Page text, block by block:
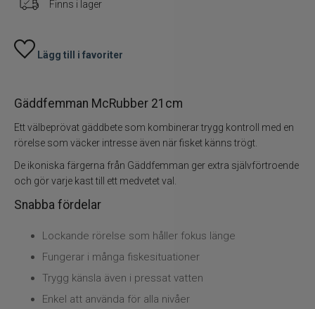
Tillbehör
Flugbindning
Flugfiske
Vinterfiske
Trolling
Finns i lager
Lägg till i favoriter
Gäddfemman McRubber 21cm
Ett välbeprövat gäddbete som kombinerar trygg kontroll med en
rörelse som väcker intresse även när fisket känns trögt.
De ikoniska färgerna från Gäddfemman ger extra självförtroende
och gör varje kast till ett medvetet val.
Snabba fördelar
Lockande rörelse som håller fokus länge
Fungerar i många fiskesituationer
Trygg känsla även i pressat vatten
Enkel att använda för alla nivåer